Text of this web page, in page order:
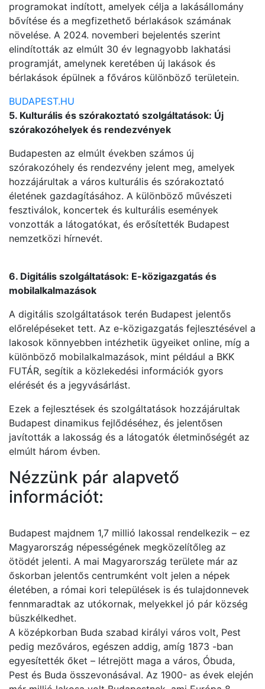
programokat indított, amelyek célja a lakásállomány
bővítése és a megfizethető bérlakások számának
növelése. A 2024. novemberi bejelentés szerint
elindították az elmúlt 30 év legnagyobb lakhatási
programját, amelynek keretében új lakások és
bérlakások épülnek a főváros különböző területein.
BUDAPEST.HU
5. Kulturális és szórakoztató szolgáltatások: Új
szórakozóhelyek és rendezvények
Budapesten az elmúlt években számos új
szórakozóhely és rendezvény jelent meg, amelyek
hozzájárultak a város kulturális és szórakoztató
életének gazdagításához. A különböző művészeti
fesztiválok, koncertek és kulturális események
vonzották a látogatókat, és erősítették Budapest
nemzetközi hírnevét.
6. Digitális szolgáltatások: E-közigazgatás és
mobilalkalmazások
A digitális szolgáltatások terén Budapest jelentős
előrelépéseket tett. Az e-közigazgatás fejlesztésével a
lakosok könnyebben intézhetik ügyeiket online, míg a
különböző mobilalkalmazások, mint például a BKK
FUTÁR, segítik a közlekedési információk gyors
elérését és a jegyvásárlást.
Ezek a fejlesztések és szolgáltatások hozzájárultak
Budapest dinamikus fejlődéséhez, és jelentősen
javították a lakosság és a látogatók életminőségét az
elmúlt három évben.
Nézzünk pár alapvető
információt:
Budapest majdnem 1,7 millió lakossal rendelkezik – ez
Magyarország népességének megközelítőleg az
ötödét jelenti. A mai Magyarország területe már az
őskorban jelentős centrumként volt jelen a népek
életében, a római kori települések is és tulajdonnevek
fennmaradtak az utókornak, melyekkel jó pár község
büszkélkedhet.
A középkorban Buda szabad királyi város volt, Pest
pedig mezőváros, egészen addig, amíg 1873 -ban
egyesítették őket – létrejött maga a város, Óbuda,
Pest és Buda összevonásával. Az 1900- as évek elején